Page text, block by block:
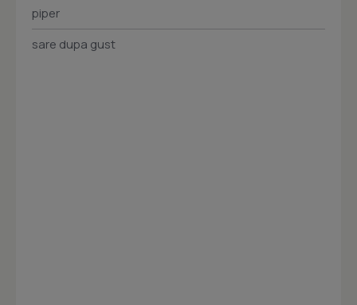
piper
sare dupa gust